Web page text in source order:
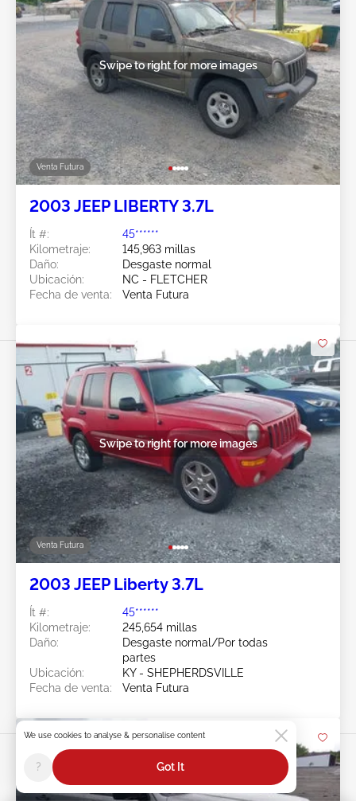
Venta Futura
Swipe to right for more images
2003 JEEP LIBERTY 3.7L
Ít #:
45******
Kilometraje:
145,963 millas
Daño:
Desgaste normal
Ubicación:
NC - FLETCHER
Fecha de venta:
Venta Futura
Venta Futura
Swipe to right for more images
2003 JEEP Liberty 3.7L
Ít #:
45******
Kilometraje:
245,654 millas
Daño:
Desgaste normal/Por todas
partes
Ubicación:
KY - SHEPHERDSVILLE
Fecha de venta:
Venta Futura
We use cookies to analyse & personalise content
? Got It